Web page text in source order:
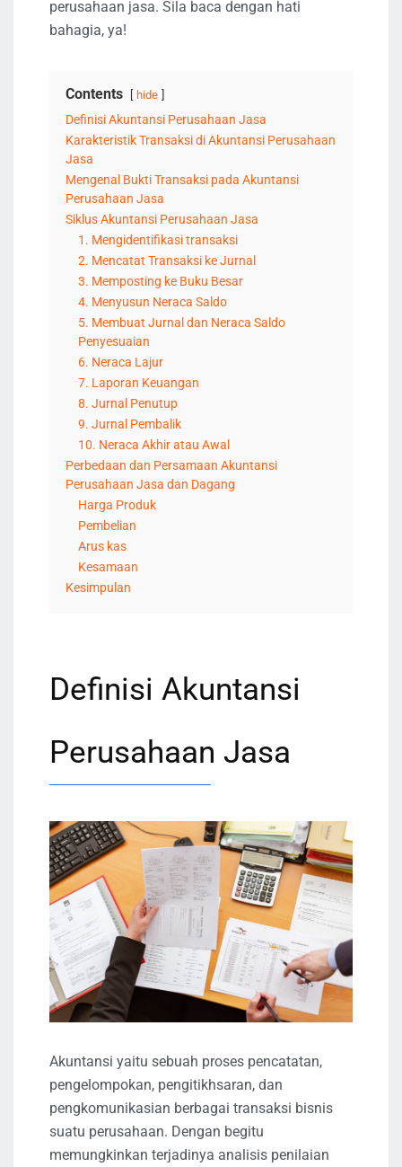
perusahaan jasa. Sila baca dengan hati
bahagia, ya!
Contents hide
Definisi Akuntansi Perusahaan Jasa
Karakteristik Transaksi di Akuntansi Perusahaan
Jasa
Mengenal Bukti Transaksi pada Akuntansi
Perusahaan Jasa
Siklus Akuntansi Perusahaan Jasa
1. Mengidentifikasi transaksi
2. Mencatat Transaksi ke Jurnal
3. Memposting ke Buku Besar
4. Menyusun Neraca Saldo
5. Membuat Jurnal dan Neraca Saldo
Penyesuaian
6. Neraca Lajur
7. Laporan Keuangan
8. Jurnal Penutup
9. Jurnal Pembalik
10. Neraca Akhir atau Awal
Perbedaan dan Persamaan Akuntansi
Perusahaan Jasa dan Dagang
Harga Produk
Pembelian
Arus kas
Kesamaan
Kesimpulan
Definisi Akuntansi
Perusahaan Jasa
Akuntansi yaitu sebuah proses pencatatan,
pengelompokan, pengitikhsaran, dan
pengkomunikasian berbagai transaksi bisnis
suatu perusahaan. Dengan begitu
memungkinkan terjadinya analisis penilaian